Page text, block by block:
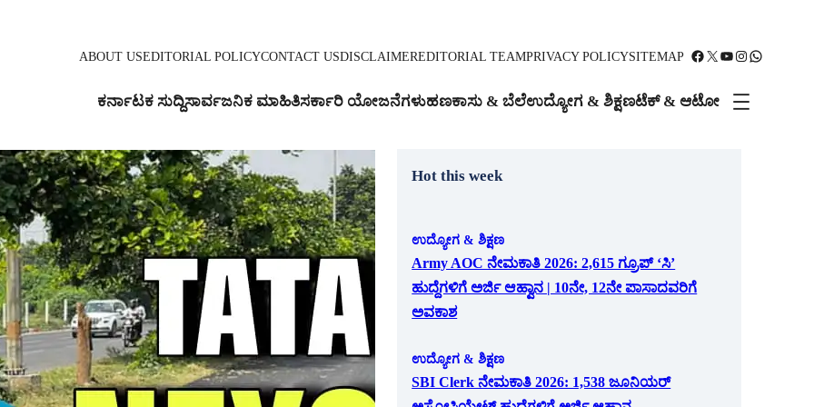
ABOUT USEDITORIAL POLICYCONTACT USDISCLAIMEREDITORIAL TEAMPRIVACY POLICYSITEMAP Facebook X YouTube Instagram WhatsApp
ಕರ್ನಾಟಕ ಸುದ್ದಿಸಾರ್ವಜನಿಕ ಮಾಹಿತಿಸರ್ಕಾರಿ ಯೋಜನೆಗಳುಹಣಕಾಸು & ಬೆಲೆಉದ್ಯೋಗ & ಶಿಕ್ಷಣಟೆಕ್ & ಆಟೋ
Hot this week
ಉದ್ಯೋಗ & ಶಿಕ್ಷಣ
Army AOC ನೇಮಕಾತಿ 2026: 2,615 ಗ್ರೂಪ್ ‘ಸಿ’
ಹುದ್ದೆಗಳಿಗೆ ಅರ್ಜಿ ಆಹ್ವಾನ | 10ನೇ, 12ನೇ ಪಾಸಾದವರಿಗೆ
ಅವಕಾಶ
ಉದ್ಯೋಗ & ಶಿಕ್ಷಣ
SBI Clerk ನೇಮಕಾತಿ 2026: 1,538 ಜೂನಿಯರ್